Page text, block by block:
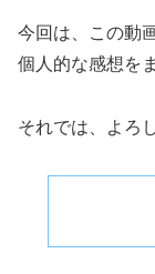
今回は、この動
個人的な感想を
それでは、よろ